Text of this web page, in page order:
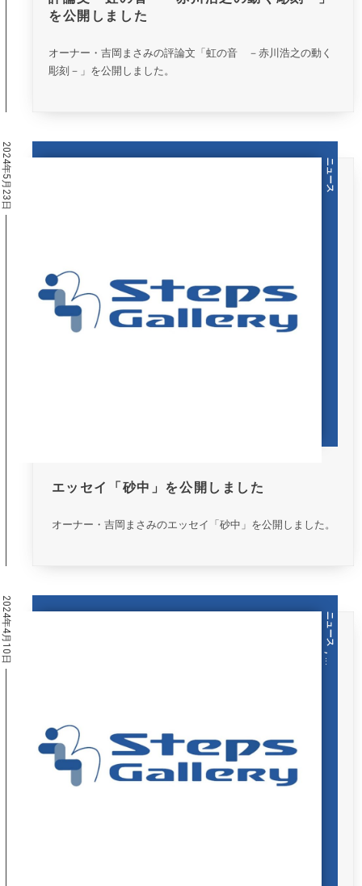
を公開しました
オーナー・吉岡まさみの評論文「虹の音 －赤川浩之の動く
彫刻－」を公開しました。
ニュース
エッセイ「砂中」を公開しました
オーナー・吉岡まさみのエッセイ「砂中」を公開しました。
2024年5月23日
ニュース
, …
2024年4月10日